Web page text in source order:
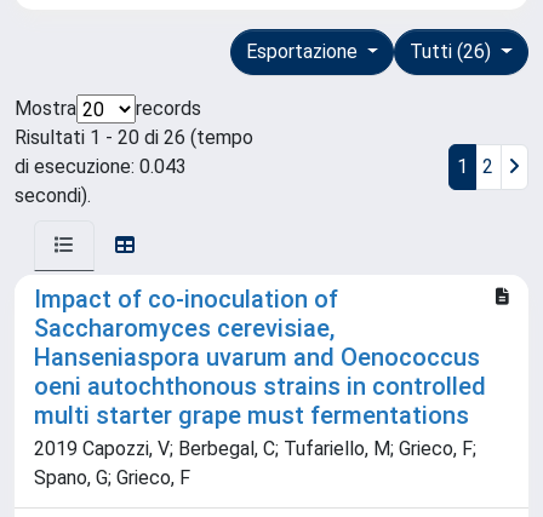
Tutti (26)
Esportazione
Mostra
records
Risultati 1 - 20 di 26 (tempo
di esecuzione: 0.043
secondi).
1 2
Impact of co-inoculation of
Saccharomyces cerevisiae,
Hanseniaspora uvarum and Oenococcus
oeni autochthonous strains in controlled
multi starter grape must fermentations
2019 Capozzi, V; Berbegal, C; Tufariello, M; Grieco, F;
Spano, G; Grieco, F